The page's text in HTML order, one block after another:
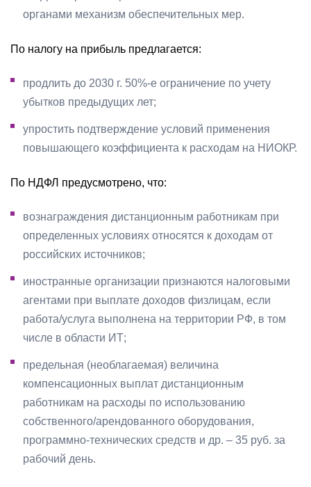
органами механизм обеспечительных мер.
По налогу на прибыль предлагается:
продлить до 2030 г. 50%-е ограничение по учету
убытков предыдущих лет;
упростить подтверждение условий применения
повышающего коэффициента к расходам на НИОКР.
По НДФЛ предусмотрено, что:
вознаграждения дистанционным работникам при
определенных условиях относятся к доходам от
российских источников;
иностранные организации признаются налоговыми
агентами при выплате доходов физлицам, если
работа/услуга выполнена на территории РФ, в том
числе в области ИТ;
предельная (необлагаемая) величина
компенсационных выплат дистанционным
работникам на расходы по использованию
собственного/арендованного оборудования,
программно-технических средств и др. – 35 руб. за
рабочий день.